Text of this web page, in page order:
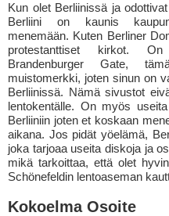
Kun olet Berliinissä ja
Berliini on kaunis
menemään. Kuten Berliner
protestanttiset kirkot.
Brandenburger Gate,
muistomerkki, joten sinun on
Berliinissä. Nämä sivustot
lentokentälle. On myös
Berliiniin joten et koskaan
aikana. Jos pidät yöelämä,
joka tarjoaa useita diskoja ja
mikä tarkoittaa, että olet
Schönefeldin lentoaseman
Kokoelma Osoite